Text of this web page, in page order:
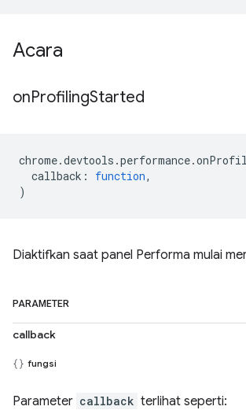
Acara
onProfilingStarted
chrome.devtools .performance.
callback : function,
)
Diaktifkan saat panel Performa mulai
PARAMETER
callback
fungsi
Parameter callback terlihat seperti: